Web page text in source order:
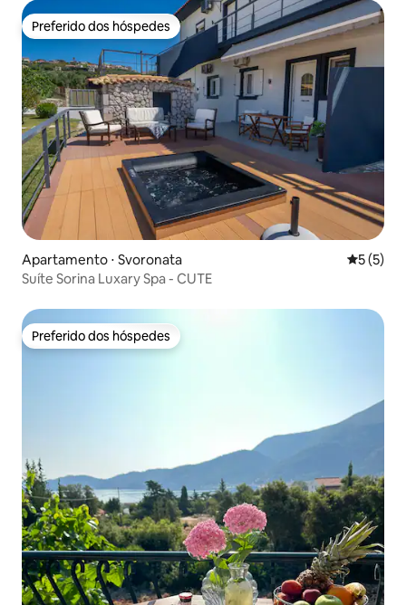
Preferido dos hóspedes
Preferido dos hóspedes
Apartamento ⋅ Svoronata 5 de
5 (5)
Suíte Sorina Luxary Spa - CUTE
Preferido dos hóspedes
Preferido dos hóspedes